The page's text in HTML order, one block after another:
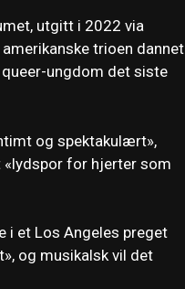
utgitt i 2022 via
trioen dannet
ungdom det siste
og spektakulært»,
for hjerter som
i et Los Angeles preget
og musikalsk vil det